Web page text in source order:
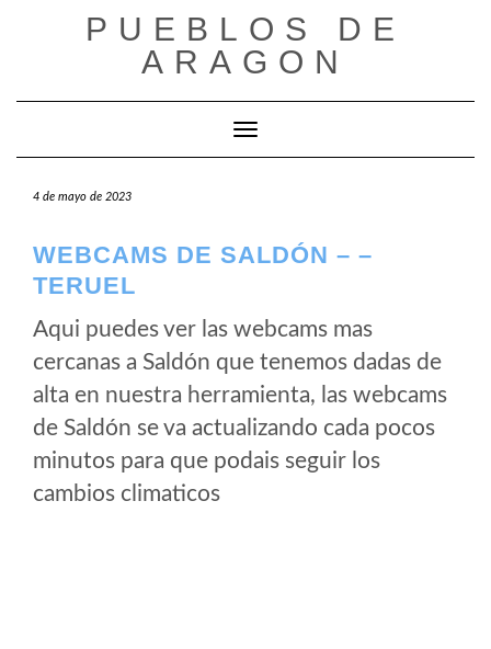
PUEBLOS DE
ARAGON
Cambiar modo de navegación
4 de mayo de 2023
WEBCAMS DE SALDÓN – –
TERUEL
Aqui puedes ver las webcams mas
cercanas a Saldón que tenemos dadas de
alta en nuestra herramienta, las webcams
de Saldón se va actualizando cada pocos
minutos para que podais seguir los
cambios climaticos